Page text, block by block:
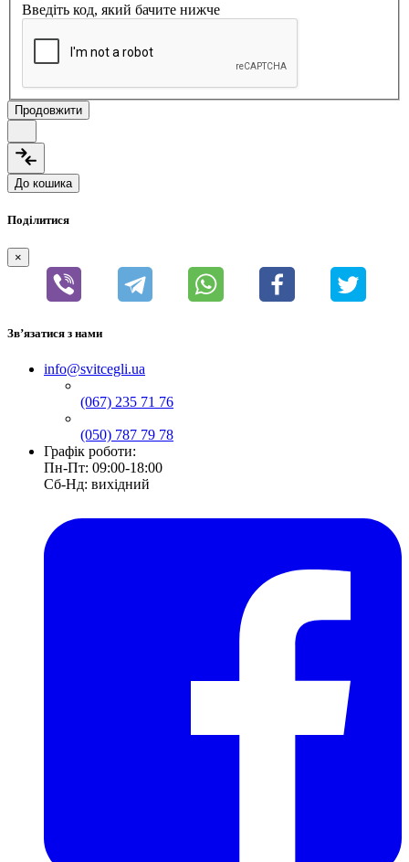
Введіть код, який бачите нижче
Продовжити
До кошика
Поділитися
×
Зв’язатися з нами
info@svitcegli.ua
(067) 235 71 76
(050) 787 79 78
Графік роботи:
Пн-Пт: 09:00-18:00
Сб-Нд: вихідний